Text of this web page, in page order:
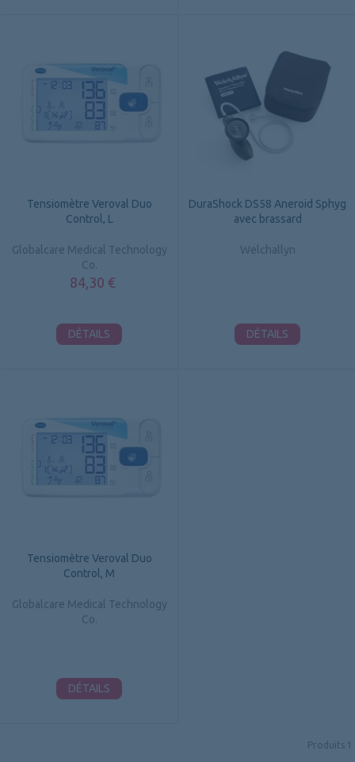
Tensiomètre Veroval Duo
Control, L
Globalcare Medical Technology
Co.
84,30 €
DÉTAILS
DuraShock DS58 Aneroid Sphyg
avec brassard
Welchallyn
DÉTAILS
Tensiomètre Veroval Duo
Control, M
Globalcare Medical Technology
Co.
DÉTAILS
Produits 1